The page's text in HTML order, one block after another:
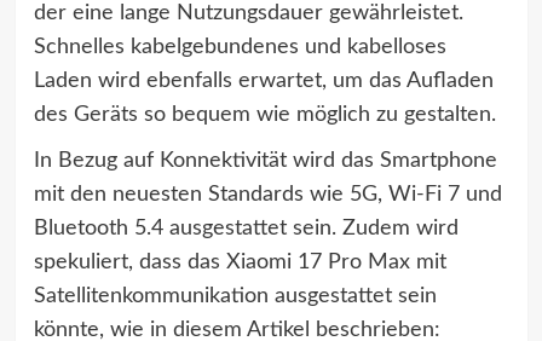
der eine lange Nutzungsdauer gewährleistet.
Schnelles kabelgebundenes und kabelloses
Laden wird ebenfalls erwartet, um das Aufladen
des Geräts so bequem wie möglich zu gestalten.
In Bezug auf Konnektivität wird das Smartphone
mit den neuesten Standards wie 5G, Wi-Fi 7 und
Bluetooth 5.4 ausgestattet sein. Zudem wird
spekuliert, dass das Xiaomi 17 Pro Max mit
Satellitenkommunikation ausgestattet sein
könnte, wie in diesem Artikel beschrieben: